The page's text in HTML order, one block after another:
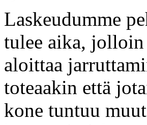
Laskeudumme
tulee aika, jolloin
aloittaa
toteaakin että
kone tuntuu